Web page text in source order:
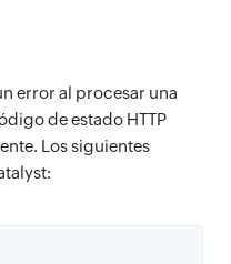
error al procesar una
de estado HTTP
Los siguientes